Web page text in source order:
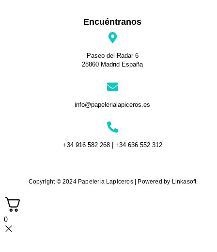
Encuéntranos
Paseo del Radar 6
28860 Madrid España
info@papelerialapiceros.es
+34 916 582 268 | +34 636 552 312
Copyright © 2024 Papelería Lapiceros | Powered by Linkasoft
0